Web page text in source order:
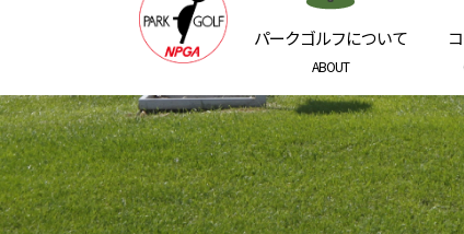
パークゴルフについて
ABOUT